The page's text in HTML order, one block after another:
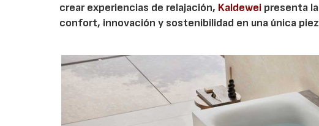
crear experiencias de relajación, Kaldewei presenta
confort, innovación y sostenibilidad en una única